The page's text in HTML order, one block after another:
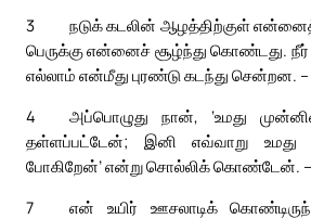
3
நடுக் கடலின் ஆழத்திற்குள்
பெருக்கு என்னைச் சூழ்ந்து கொண்டது.
எல்லாம் என்மீது புரண்டு கடந்து சென்றன. –
4
அப்பொழுது நான், ‘உமது
தள்ளப்பட்டேன்; இனி எவ்வாறு உமது
போகிறேன்’ என்று சொல்லிக் கொண்டேன். –
7
என் உயிர் ஊசலாடிக்